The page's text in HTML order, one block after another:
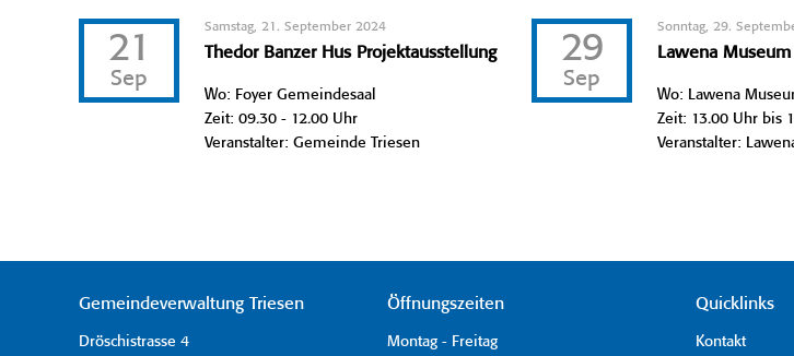
21
Sep
Samstag, 21. September 2024
Thedor Banzer Hus Projektausstellung
Wo: Foyer Gemeindesaal
Zeit: 09.30 - 12.00 Uhr
Veranstalter: Gemeinde Triesen
29
Sep
Sonntag, 29.
Lawena Museum
Wo: Lawena
Zeit: 13.00 Uhr bis
Veranstalter:
Gemeindeverwaltung Triesen
Dröschistrasse 4
Öffnungszeiten
Montag - Freitag
Quicklinks
Kontakt